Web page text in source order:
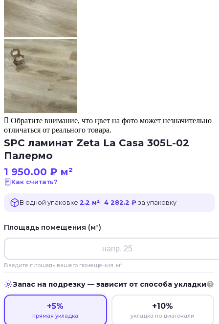
Обратите внимание, что цвет на фото может незначительно
отличаться от реального товара.
SPC ламинат Zeta La Casa 305L-02
Палермо
1 950.00 ₽ м²
Как считать?
В одной упаковке 2.2 м² · 4 282.2 ₽ за упаковку
Площадь помещения (м²)
Введите площадь вашего помещения, м²
Запас на подрезку — зависит от способа укладки
+5%
прямая укладка
+10%
укладка по диагонали